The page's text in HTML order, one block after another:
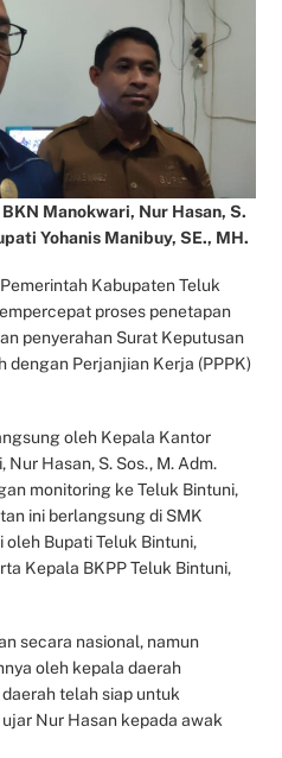
Manokwari, Nur Hasan, S.
Yohanis Manibuy, SE., MH.
Pemerintah Kabupaten Teluk
proses penetapan
penyerahan Surat Keputusan
dengan Perjanjian Kerja (PPPK)
oleh Kepala Kantor
Hasan, S. Sos., M. Adm.
monitoring ke Teluk Bintuni,
ini berlangsung di SMK
oleh Bupati Teluk Bintuni,
Kepala BKPP Teluk Bintuni,
secara nasional, namun
oleh kepala daerah
telah siap untuk
Nur Hasan kepada awak